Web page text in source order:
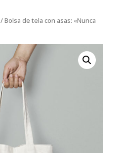
/ Bolsa de tela con asas: «Nunca